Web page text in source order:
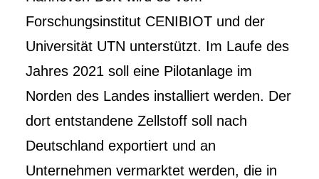
Forschungsinstitut CENIBIOT und der
Universität UTN unterstützt. Im Laufe des
Jahres 2021 soll eine Pilotanlage im
Norden des Landes installiert werden. Der
dort entstandene Zellstoff soll nach
Deutschland exportiert und an
Unternehmen vermarktet werden, die in